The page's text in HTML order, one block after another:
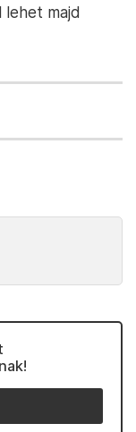
lehet majd